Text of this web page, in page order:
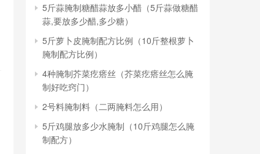
5斤蒜腌制糖醋蒜放多小醋（5斤蒜做糖醋
蒜,要放多少醋,多少糖）
5斤萝卜皮腌制配方比例（10斤整根萝卜
腌制配方比例）
4种腌制芥菜疙瘩丝（芥菜疙瘩丝怎么腌
制好吃窍门）
2号料腌制料（二两腌料怎么用）
5斤鸡腿放多少水腌制（10斤鸡腿怎么腌
制配方）